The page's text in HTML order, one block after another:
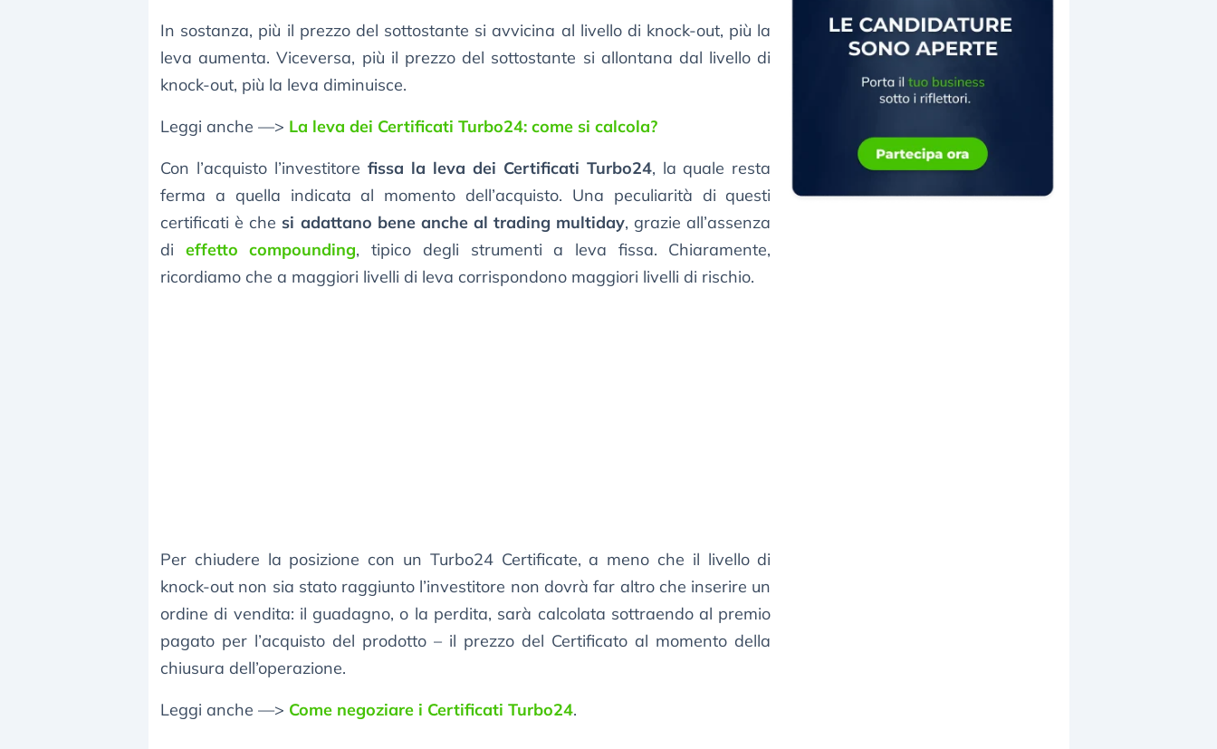
In sostanza, più il prezzo del sottostante si avvicina al livello di knock-out, più la
leva aumenta. Viceversa, più il prezzo del sottostante si allontana dal livello di
knock-out, più la leva diminuisce.
Leggi anche —> La leva dei Certificati Turbo24: come si calcola?
Con l’acquisto l’investitore fissa la leva dei Certificati Turbo24, la quale resta
ferma a quella indicata al momento dell’acquisto. Una peculiarità di questi
certificati è che si adattano bene anche al trading multiday, grazie all’assenza
di effetto compounding, tipico degli strumenti a leva fissa. Chiaramente,
ricordiamo che a maggiori livelli di leva corrispondono maggiori livelli di rischio.
Per chiudere la posizione con un Turbo24 Certificate, a meno che il livello di
knock-out non sia stato raggiunto l’investitore non dovrà far altro che inserire un
ordine di vendita: il guadagno, o la perdita, sarà calcolata sottraendo al premio
pagato per l’acquisto del prodotto – il prezzo del Certificato al momento della
chiusura dell’operazione.
Leggi anche —> Come negoziare i Certificati Turbo24.